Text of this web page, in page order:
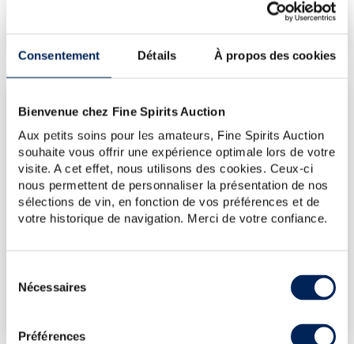
Consentement Détails À propos des cookies
Bienvenue chez Fine Spirits Auction
Aux petits soins pour les amateurs, Fine Spirits Auction
souhaite vous offrir une expérience optimale lors de votre
visite. A cet effet, nous utilisons des cookies. Ceux-ci
nous permettent de personnaliser la présentation de nos
sélections de vin, en fonction de vos préférences et de
votre historique de navigation. Merci de votre confiance.
Nécessaires
Préférences
LES DERNIÈRES ADJUDICATIONS
12/06/2026
2 145€
18/04/2025
2 384€
24/01/2025
2 384€
08/03/2024
2 980€
19/01/2024
2 384€